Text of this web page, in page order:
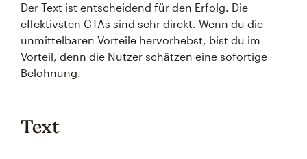
Der Text ist entscheidend für den Erfolg. Die
effektivsten CTAs sind sehr direkt. Wenn du die
unmittelbaren Vorteile hervorhebst, bist du im
Vorteil, denn die Nutzer schätzen eine sofortige
Belohnung.
Text